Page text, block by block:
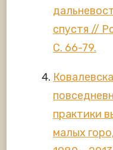
спустя //
С. 66-79.
практики
малых